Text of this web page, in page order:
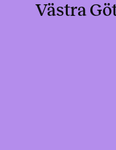
Västra